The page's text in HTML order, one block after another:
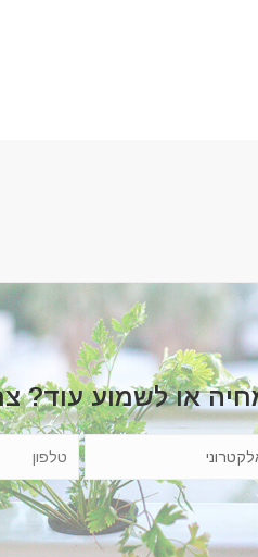
או לשמוע עוד?